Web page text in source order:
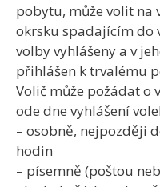
pobytu, může volit na
okrsku spadajícím do
volby vyhlášeny a v
přihlášen k trvalému
Volič může požádat o
ode dne vyhlášení
– osobně, nejpozději
hodin
– písemně (poštou